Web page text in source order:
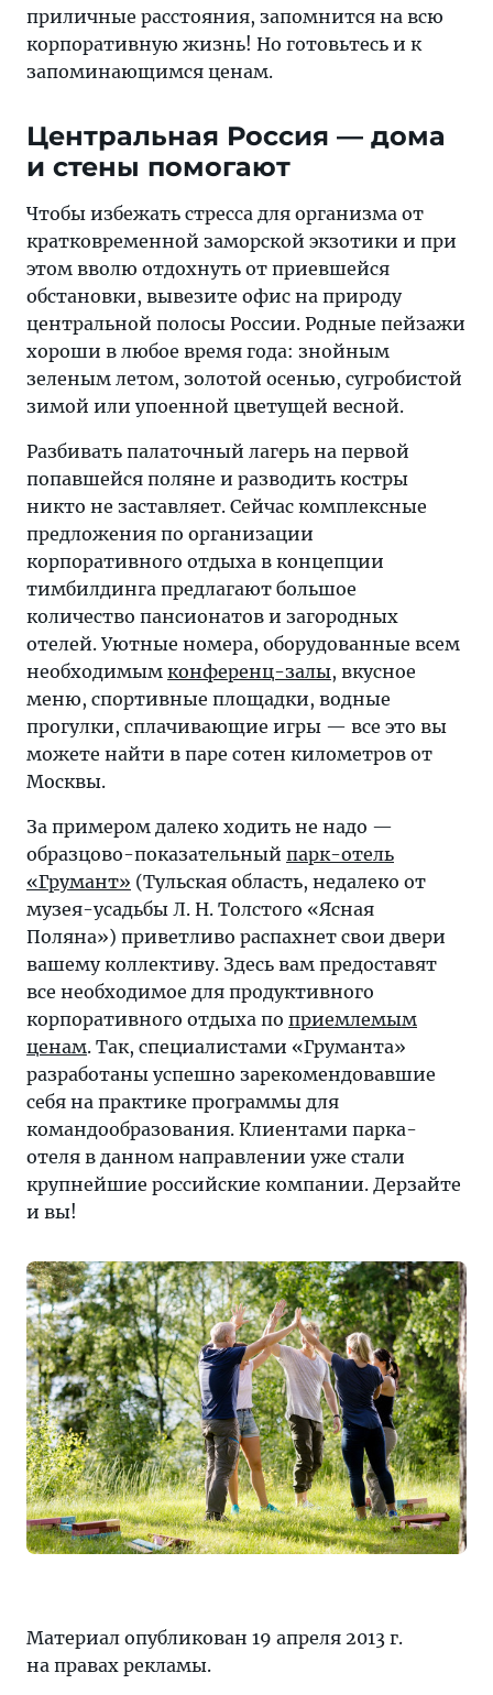
приличные расстояния, запомнится на всю
корпоративную жизнь! Но готовьтесь и к
запоминающимся ценам.
Центральная Россия — дома
и стены помогают
Чтобы избежать стресса для организма от
кратковременной заморской экзотики и при
этом вволю отдохнуть от приевшейся
обстановки, вывезите офис на природу
центральной полосы России. Родные пейзажи
хороши в любое время года: знойным
зеленым летом, золотой осенью, сугробистой
зимой или упоенной цветущей весной.
Разбивать палаточный лагерь на первой
попавшейся поляне и разводить костры
никто не заставляет. Сейчас комплексные
предложения по организации
корпоративного отдыха в концепции
тимбилдинга предлагают большое
количество пансионатов и загородных
отелей. Уютные номера, оборудованные всем
необходимым конференц-залы, вкусное
меню, спортивные площадки, водные
прогулки, сплачивающие игры — все это вы
можете найти в паре сотен километров от
Москвы.
За примером далеко ходить не надо —
образцово-показательный парк-отель
«Грумант» (Тульская область, недалеко от
музея-усадьбы Л. Н. Толстого «Ясная
Поляна») приветливо распахнет свои двери
вашему коллективу. Здесь вам предоставят
все необходимое для продуктивного
корпоративного отдыха по приемлемым
ценам. Так, специалистами «Груманта»
разработаны успешно зарекомендовавшие
себя на практике программы для
командообразования. Клиентами парка-
отеля в данном направлении уже стали
крупнейшие российские компании. Дерзайте
и вы!
Материал опубликован 19 апреля 2013 г.
на правах рекламы.